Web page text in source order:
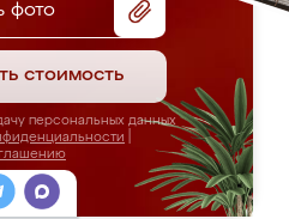
фото
стоимость
персональных данных